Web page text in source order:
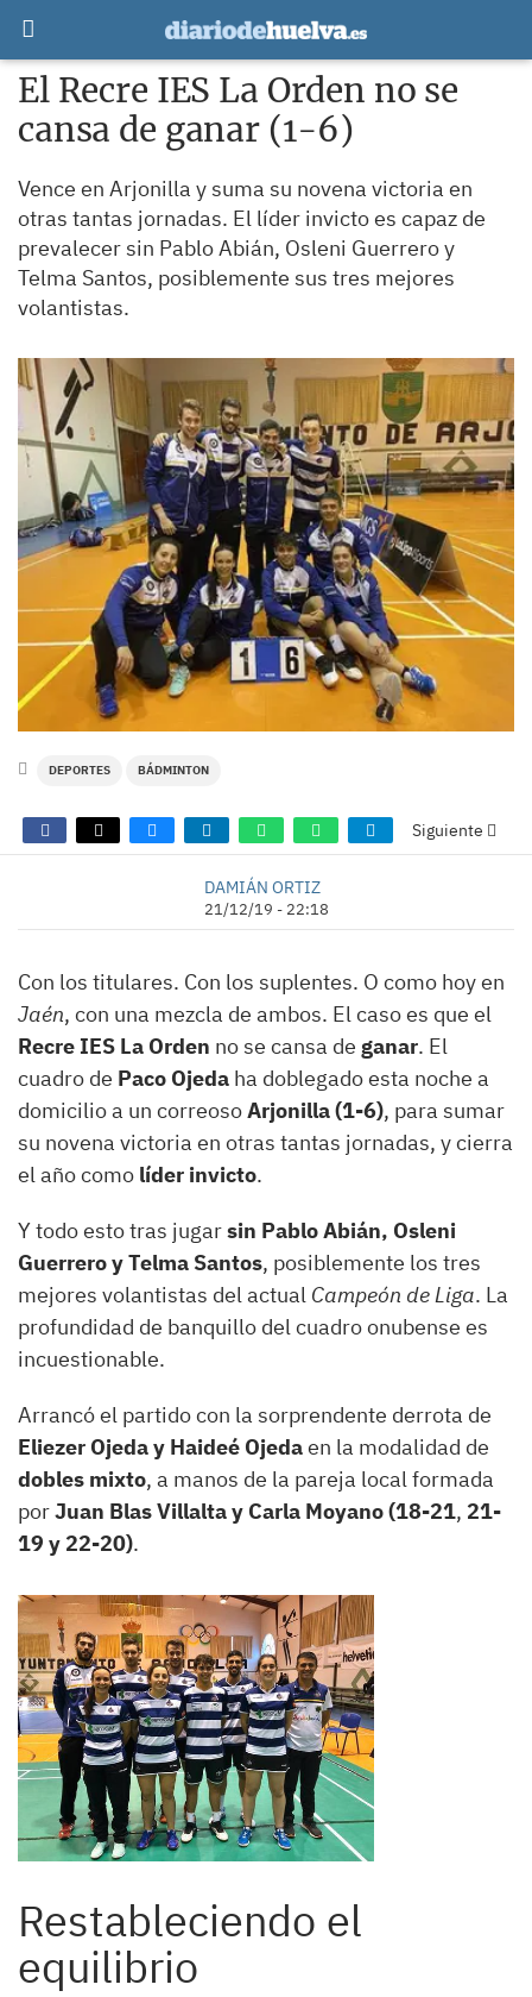
El Recre IES La Orden no se
cansa de ganar (1-6)
Vence en Arjonilla y suma su novena victoria en
otras tantas jornadas. El líder invicto es capaz de
prevalecer sin Pablo Abián, Osleni Guerrero y
Telma Santos, posiblemente sus tres mejores
volantistas.
DEPORTES BÁDMINTON
Siguiente
DAMIÁN ORTIZ
21/12/19 - 22:18
Con los titulares. Con los suplentes. O como hoy en
Jaén, con una mezcla de ambos. El caso es que el
Recre IES La Orden no se cansa de ganar. El
cuadro de Paco Ojeda ha doblegado esta noche a
domicilio a un correosoArjonilla (1-6), para sumar
su novena victoria en otras tantas jornadas, y cierra
el año como líder invicto.
Y todo esto tras jugarsin Pablo Abián, Osleni
Guerrero y Telma Santos, posiblemente los tres
mejores volantistas del actual Campeón de Liga. La
profundidad de banquillo del cuadro onubense es
incuestionable.
Arrancó el partido con la sorprendente derrota de
Eliezer Ojeda y Haideé Ojedaen la modalidad de
dobles mixto, a manos de la pareja local formada
porJuan Blas Villalta y Carla Moyano(18-21, 21-
19 y 22-20).
Restableciendo el
equilibrio